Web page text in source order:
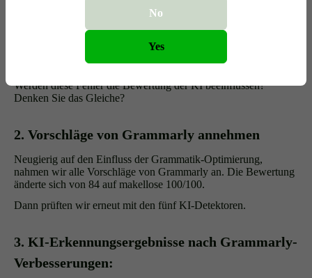
Gab es Mängel? Ja. Grammarly bemerkte kleinere Probleme wie
Wörter. Sie sind nicht gravierend, mindern aber die Qualität des
Werden diese Fehler die Bewertung der KI beeinflussen?
Denken Sie das Gleiche?
2. Vorschläge von Grammarly annehmen
Neugierig auf den Einfluss der Grammatik-Optimierung,
nahmen wir alle Vorschläge von Grammarly an. Die Bewertung
änderte sich von 84 auf makellose 100/100.
Dann prüften wir erneut mit den fünf KI-Detektoren.
3. KI-Erkennungsergebnisse nach Grammarly-
Verbesserungen:
No
Yes